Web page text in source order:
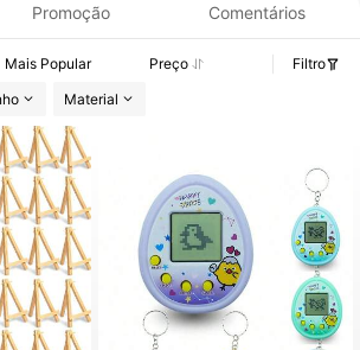
Promoção Comentários
Mais Popular Preço
Filtro
Material